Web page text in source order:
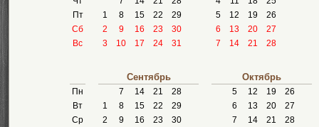
Пт
Сб
Вс
1
8 15 22
29
2
9 16 23
30
3
10 17 24 31
5
12 19
26
6
13 20
27
7
14 21 28
Пн
Вт
Ср
Сентябрь
7 14 21
28
1
8 15 22
29
2
9 16 23
30
Октябрь
5 12 19
26
6
13 20
27
7
14 21
28